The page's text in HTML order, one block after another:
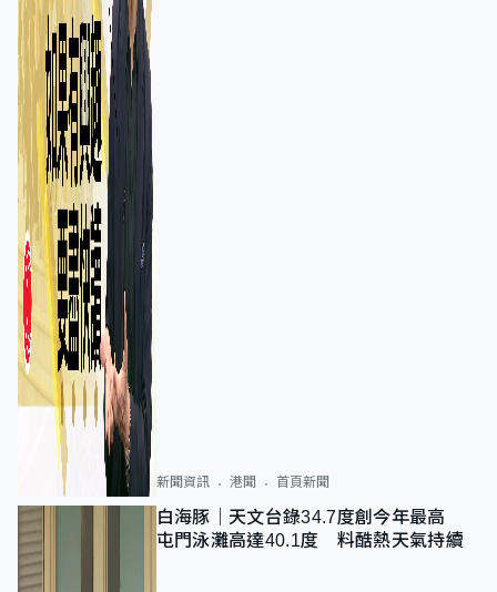
新聞資訊 港聞 首頁新聞
白海豚｜天文台錄34.7度創今年最高
屯門泳灘高達40.1度 料酷熱天氣持續